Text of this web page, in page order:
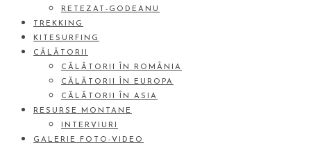
RETEZAT-GODEANU
TREKKING
KITESURFING
CĂLĂTORII
CĂLĂTORII ÎN ROMÂNIA
CĂLĂTORII ÎN EUROPA
CĂLĂTORII ÎN ASIA
RESURSE MONTANE
INTERVIURI
GALERIE FOTO-VIDEO